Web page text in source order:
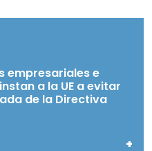
empresariales e
a la UE a evitar
de la Directiva
+